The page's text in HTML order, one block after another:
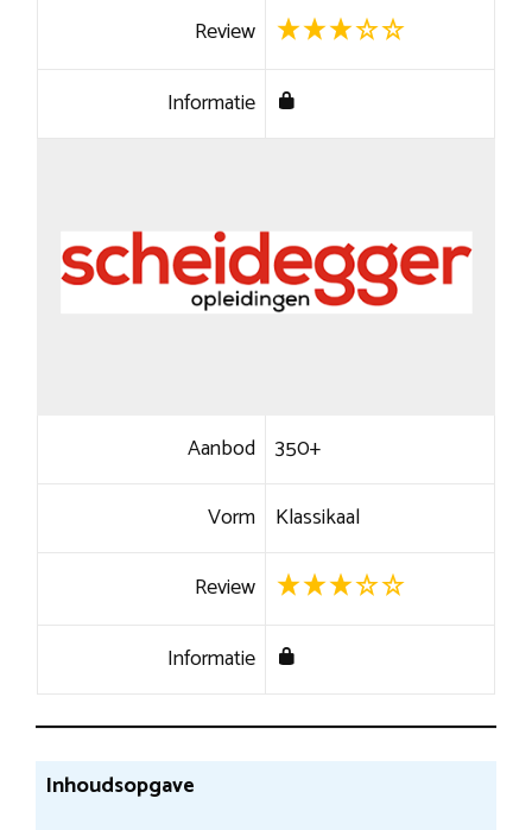
Review
Informatie
Aanbod 350+
Vorm Klassikaal
Review
Informatie
Inhoudsopgave